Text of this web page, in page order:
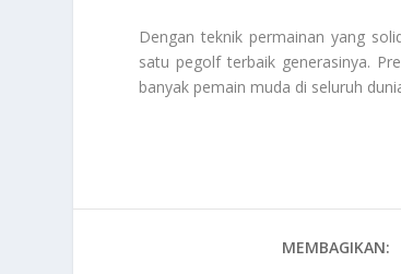
Dengan teknik permainan yang
satu pegolf terbaik generasinya.
banyak pemain muda di seluruh
MEMBAGIKAN: